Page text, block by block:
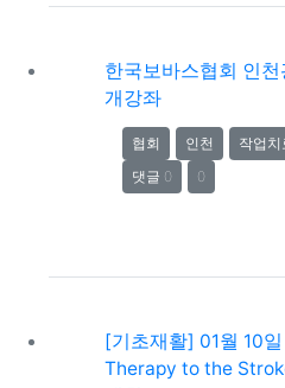
한국보바스협회 인
개강좌
협회 인천 작업치
댓글 0
0
[기초재활] 01월 10
Therapy to the